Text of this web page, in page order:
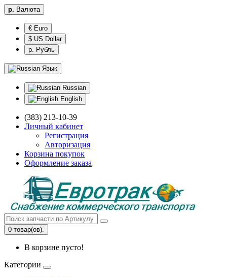
р. Валюта
€ Euro
$ US Dollar
р. Рубль
Язык
Russian
English
(383) 213-10-39
Личный кабинет
Регистрация
Авторизация
Корзина покупок
Оформление заказа
0 товар(ов).
В корзине пусто!
Категории